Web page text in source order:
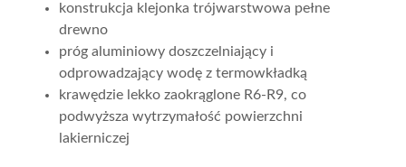
konstrukcja klejonka trójwarstwowa pełne
drewno
próg aluminiowy doszczelniający i
odprowadzający wodę z termowkładką
krawędzie lekko zaokrąglone R6-R9, co
podwyższa wytrzymałość powierzchni
lakierniczej